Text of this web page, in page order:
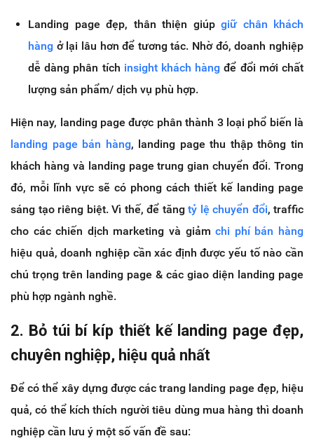
Landing page đẹp, thân thiện giúp giữ chân khách
hàng ở lại lâu hơn để tương tác. Nhờ đó, doanh nghiệp
dễ dàng phân tích insight khách hàng để đổi mới chất
lượng sản phẩm/ dịch vụ phù hợp.
Hiện nay, landing page được phân thành 3 loại phổ biến là
landing page bán hàng, landing page thu thập thông tin
khách hàng và landing page trung gian chuyển đổi. Trong
đó, mỗi lĩnh vực sẽ có phong cách thiết kế landing page
sáng tạo riêng biệt. Vì thế, để tăng tỷ lệ chuyển đổi, traffic
cho các chiến dịch marketing và giảmchi phí bán hàng
hiệu quả, doanh nghiệp cần xác định được yếu tố nào cần
chú trọng trên landing page & các giao diện landing page
phù hợp ngành nghề.
2. Bỏ túi bí kíp thiết kế landing page đẹp,
chuyên nghiệp, hiệu quả nhất
Để có thể xây dựng được các trang landing page đẹp, hiệu
quả, có thể kích thích người tiêu dùng mua hàng thì doanh
nghiệp cần lưu ý một số vấn đề sau: